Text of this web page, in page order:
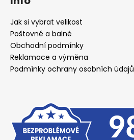
Jak si vybrat velikost
Poštovné a balné
Obchodní podmínky
Reklamace a výměna
Podmínky ochrany osobních údajů